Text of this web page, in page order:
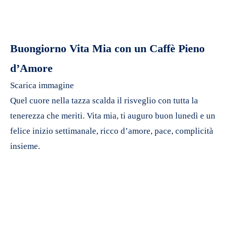
Buongiorno Vita Mia con un Caffè Pieno
d’Amore
Scarica immagine
Quel cuore nella tazza scalda il risveglio con tutta la
tenerezza che meriti. Vita mia, ti auguro buon lunedì e un
felice inizio settimanale, ricco d’amore, pace, complicità
insieme.